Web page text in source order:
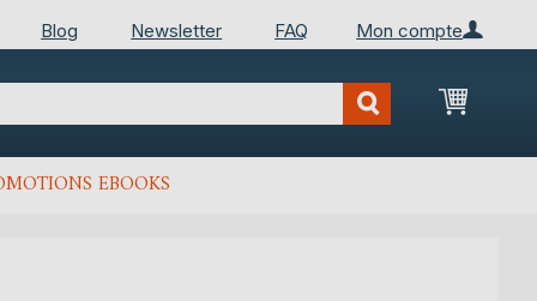
Mon compte
Blog Newsletter FAQ
Mon
EBOOKS